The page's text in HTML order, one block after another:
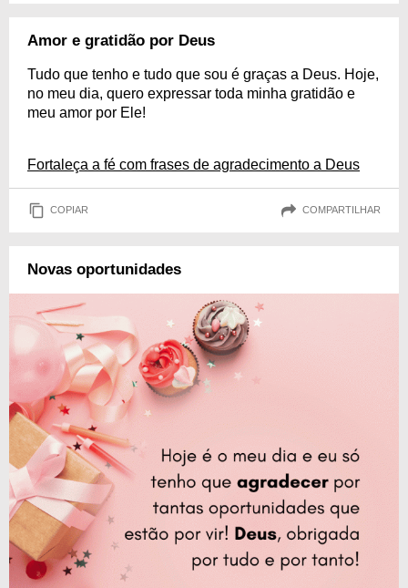
Amor e gratidão por Deus
Tudo que tenho e tudo que sou é graças a Deus. Hoje,
no meu dia, quero expressar toda minha gratidão e
meu amor por Ele!
Fortaleça a fé com frases de agradecimento a Deus
COPIAR COMPARTILHAR
Novas oportunidades